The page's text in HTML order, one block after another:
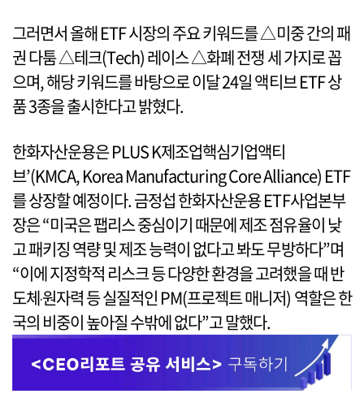
그러면서 올해 ETF 시장의 주요 키워드를 △미중 간의 패
권 다툼 △테크(Tech) 레이스 △화폐 전쟁 세 가지로 꼽
으며, 해당 키워드를 바탕으로 이달 24일 액티브 ETF 상
품 3종을 출시한다고 밝혔다.
한화자산운용은 PLUS K제조업핵심기업액티
브’(KMCA, Korea Manufacturing Core Alliance) ETF
를 상장할 예정이다. 금정섭 한화자산운용 ETF사업본부
장은 “미국은 팹리스 중심이기 때문에 제조 점유율이 낮
고 패키징 역량 및 제조 능력이 없다고 봐도 무방하다”며
“이에 지정학적 리스크 등 다양한 환경을 고려했을 때 반
도체‧원자력 등 실질적인 PM(프로젝트 매니저) 역할은 한
국의 비중이 높아질 수밖에 없다”고 말했다.